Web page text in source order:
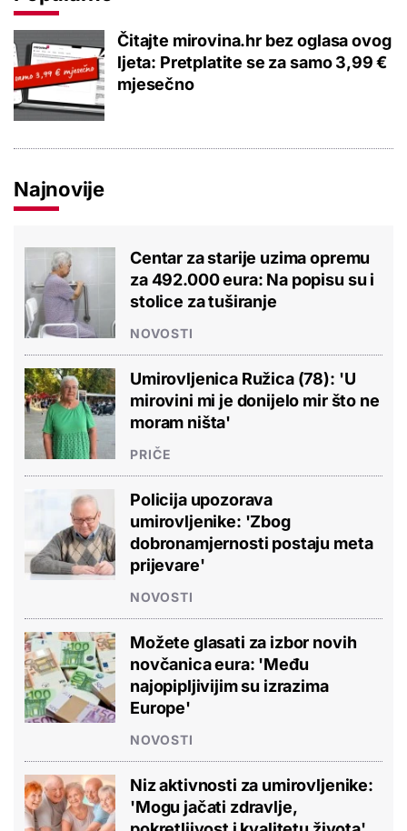
Čitajte mirovina.hr bez oglasa ovog
ljeta: Pretplatite se za samo 3,99 €
mjesečno
Najnovije
Centar za starije uzima opremu
za 492.000 eura: Na popisu su i
stolice za tuširanje
NOVOSTI
Umirovljenica Ružica (78): 'U
mirovini mi je donijelo mir što ne
moram ništa'
PRIČE
Policija upozorava
umirovljenike: 'Zbog
dobronamjernosti postaju meta
prijevare'
NOVOSTI
Možete glasati za izbor novih
novčanica eura: 'Među
najopipljivijim su izrazima
Europe'
NOVOSTI
Niz aktivnosti za umirovljenike:
'Mogu jačati zdravlje,